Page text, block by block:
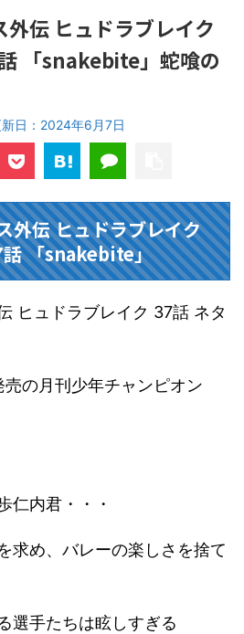
伝 ヒュドラブレイク
「snakebite」蛇喰の
日： 2024年6月7日
外伝 ヒュドラブレイク
話 「snakebite」
ヒュドラブレイク 37話 ネタ
の月刊少年チャンピオン
仁内君・・・
求め、バレーの楽しさを捨て
選手たちは眩しすぎる